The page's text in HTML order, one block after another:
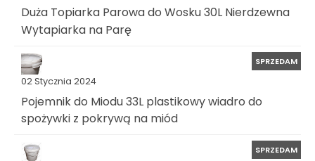
Duża Topiarka Parowa do Wosku 30L Nierdzewna
Wytapiarka na Parę
02 Stycznia 2024
SPRZEDAM
Pojemnik do Miodu 33L plastikowy wiadro do
spożywki z pokrywą na miód
SPRZEDAM